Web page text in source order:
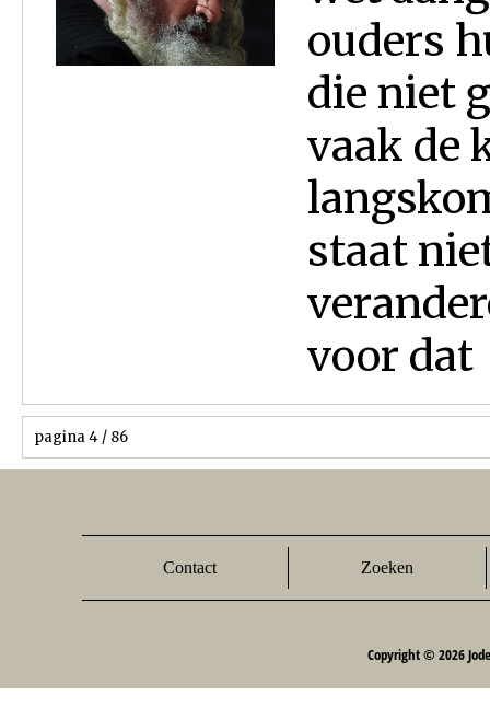
ouders
die niet
vaak de
staat
voor dat
pagina 4 / 86
Contact Zoeken
Copyright © 2026